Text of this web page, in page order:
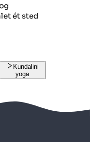
ét sted
Kundalini
yoga